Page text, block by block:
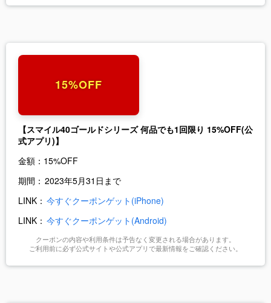
15%OFF
【スマイル40ゴールドシリーズ 何品でも1回限り 15%OFF(公
式アプリ)】
金額： 15%OFF
期間： 2023年5月31日まで
LINK： 今すぐクーポンゲット(iPhone)
LINK： 今すぐクーポンゲット(Android)
クーポンの内容や利用条件は予告なく変更される場合があります。
ご利用前に必ず公式サイトや公式アプリで最新情報をご確認ください。